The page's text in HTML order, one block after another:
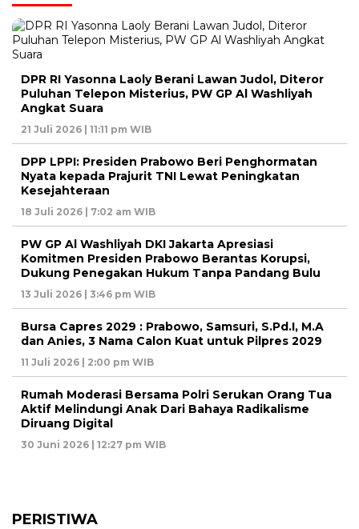
DPR RI Yasonna Laoly Berani Lawan Judol, Diteror
Puluhan Telepon Misterius, PW GP Al Washliyah
Angkat Suara
21 Juli 2026 | 11:11 pm WIB
DPP LPPI: Presiden Prabowo Beri Penghormatan
Nyata kepada Prajurit TNI Lewat Peningkatan
Kesejahteraan
18 Juli 2026 | 7:02 am WIB
PW GP Al Washliyah DKI Jakarta Apresiasi
Komitmen Presiden Prabowo Berantas Korupsi,
Dukung Penegakan Hukum Tanpa Pandang Bulu
13 Juli 2026 | 3:46 pm WIB
Bursa Capres 2029 : Prabowo, Samsuri, S.Pd.I, M.A
dan Anies, 3 Nama Calon Kuat untuk Pilpres 2029
11 Juli 2026 | 2:00 pm WIB
Rumah Moderasi Bersama Polri Serukan Orang Tua
Aktif Melindungi Anak Dari Bahaya Radikalisme
Diruang Digital
30 Juni 2026 | 12:27 pm WIB
PERISTIWA